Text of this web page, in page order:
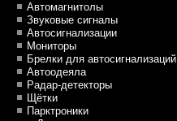
Автомагнитолы
Звуковые сигналы
Автосигнализации
Мониторы
Брелки для автосигнализаций
Автоодеяла
Радар-детекторы
Щётки
Парктроники